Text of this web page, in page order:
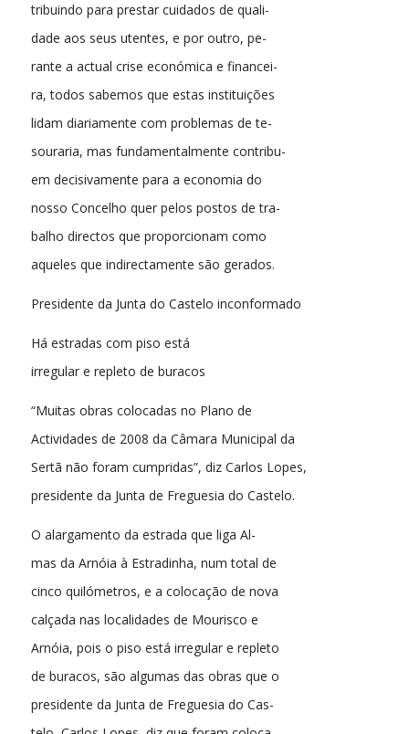
tribuindo para prestar cuidados de quali-
dade aos seus utentes, e por outro, pe-
rante a actual crise económica e financei-
ra, todos sabemos que estas instituições
lidam diariamente com problemas de te-
souraria, mas fundamentalmente contribu-
em decisivamente para a economia do
nosso Concelho quer pelos postos de tra-
balho directos que proporcionam como
aqueles que indirectamente são gerados.
Presidente da Junta do Castelo inconformado
Há estradas com piso está
irregular e repleto de buracos
“Muitas obras colocadas no Plano de
Actividades de 2008 da Câmara Municipal da
Sertã não foram cumpridas”, diz Carlos Lopes,
presidente da Junta de Freguesia do Castelo.
O alargamento da estrada que liga Al-
mas da Arnóia à Estradinha, num total de
cinco quilómetros, e a colocação de nova
calçada nas localidades de Mourisco e
Arnóia, pois o piso está irregular e repleto
de buracos, são algumas das obras que o
presidente da Junta de Freguesia do Cas-